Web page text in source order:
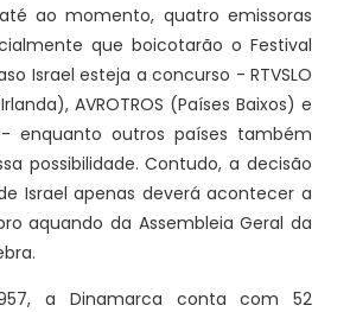
ao momento, quatro emissoras
que boicotarão o Festival
Israel esteja a concurso - RTVSLO
AVROTROS (Países Baixos) e
- enquanto outros países também
possibilidade. Contudo, a decisão
Israel apenas deverá acontecer a
aquando da Assembleia Geral da
a Dinamarca conta com 52